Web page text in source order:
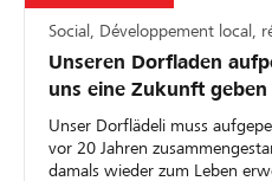
Social, Développement local,
Unseren Dorfladen
uns eine Zukunft geben
Unser Dorflädeli muss
vor 20 Jahren
damals wieder zum Leben